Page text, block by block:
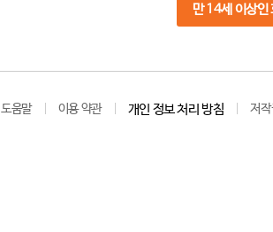
만 14세 이상인
도움말 이용 약관 개인 정보 처리 방침 저